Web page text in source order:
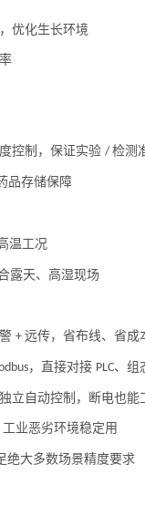
优化生长环境
控制，保证实验 / 检测
品存储保障
温工况
露天、高湿现场
+ 远传，省布线、省成
，直接对接 PLC、组
立自动控制，断电也能
工业恶劣环境稳定用
绝大多数场景精度要求